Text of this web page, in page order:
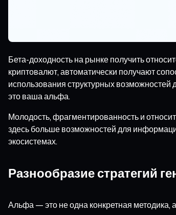
Бета-доходность на рынке получить
криптовалют, автоматически получают
использования структурных
это ваша альфа.
Молодость, фрагментированность и
здесь больше возможностей для
экосистемах.
Разнообразие стратегий
Альфа — это не одна конкретная методика,